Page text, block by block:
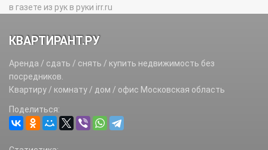
в газете из рук в руки irr.ru
КВАРТИРАНТ.РУ
Аренда / сдать / снять / купить недвижимость без
посредников.
Квартиру / комнату / дом / офис Московская область
Поделиться: